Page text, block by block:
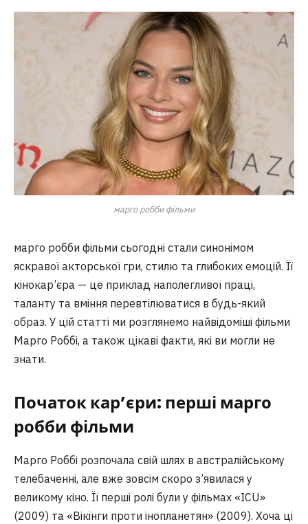
марго робби фільми
марго робби фільми сьогодні стали синонімом
яскравої акторської гри, стилю та глибоких емоцій. Її
кінокар’єра — це приклад наполегливої праці,
таланту та вміння перевтілюватися в будь-який
образ. У цій статті ми розглянемо найвідоміші фільми
Марго Роббі, а також цікаві факти, які ви могли не
знати.
Початок кар’єри: перші марго
робби фільми
Марго Роббі розпочала свій шлях в австралійському
телебаченні, але вже зовсім скоро з’явилася у
великому кіно. Її перші ролі були у фільмах «ICU»
(2009) та «Вікінги проти інопланетян» (2009). Хоча ці